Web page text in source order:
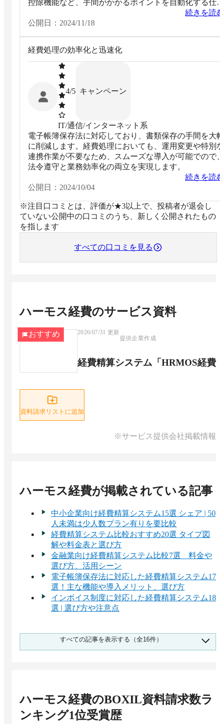
控除機能など、手間がかかるポイントを自動化する仕
みが豊富に備わっており、経費管理の効率化を図れま
た。
続きを読
公開日： 2024/11/18
経費処理の効率化と迅速化
4/5 キャンペーン
IT/通信/インターネット系
電子帳簿保存法に対応しており、書類保存の手間を大
に削減します。経費処理においても、運用変更や特別
連携作業が不要なため、スムーズな導入が可能でので
法令遵守と業務効率化の両立を実現します。
続きを読
公開日： 2024/10/04
※注目口コミとは、評価が★3以上で、投稿者が退会し
ていない公開中の口コミのうち、新しく公開されたもの
を指します
すべての口コミを見る
ハーモス経費のサービス資料
おすすめ 2026/07/31 更新
提供企業作成
経費精算システム「HRMOS経費
資料請求リストに追加
※サービス提供会社掲載情報
ハーモス経費が掲載されている記事
中小企業向け経費精算システム15選 シェア | 50
人未満は少人数プラン有りを要比較
経費精算システム比較おすすめ20選 タイプ図
解や料金表と選び方
金融業向け経費精算システム比較7選 料金や
選び方、活用シーン
電子帳簿保存法に対応した経費精算システム17
選！主な機能や導入メリット、選び方
インボイス制度に対応した経費精算システム18
選 | 選び方や注意点
クレジットカード連携可能な経費精算システム
10選 | 内部統制やポイント制度
経費精算を効率化するための方法 – 課題と解決
策 | ツール選びと選定ポイント
ICカード対応の経費精算システム5選 – モバイ
すべての記事を表示する（全16件）
ハーモス経費のBOXIL資料請求数ラ
ンキング1位受賞歴